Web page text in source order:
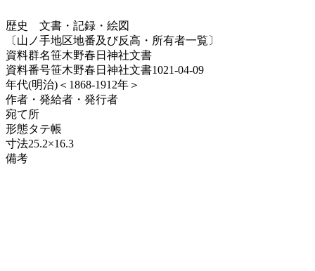
歴史
文書・記録・絵図
〔山ノ手地区地番及び反高・所有者一覧〕
資料群名笹木野春日神社文書
資料番号笹木野春日神社文書1021-04-09
年代(明治)＜1868-1912年＞
作者・発給者・発行者
宛て所
形態タテ帳
寸法25.2×16.3
備考